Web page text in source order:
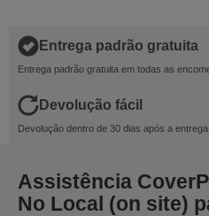
Entrega padrão gratuita
Entrega padrão gratuita em todas as
Devolução fácil
Devolução dentro de 30 dias após a entrega.
Assistência
No Local (on site)